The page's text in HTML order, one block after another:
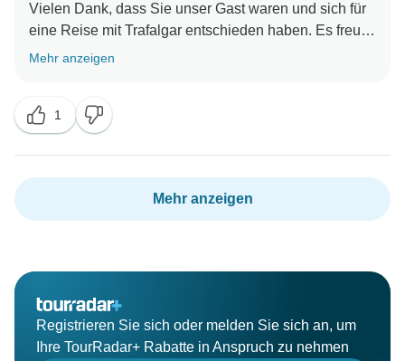
Vielen Dank, dass Sie unser Gast waren und sich für
eine Reise mit Trafalgar entschieden haben. Es freut
uns zu wissen, dass unser Travel Director Ihre
zur Kenntnis genommen und an unser Operations
Team weitergeleitet, damit dieses sie überprüfen und
Mehr anzeigen
1
Mehr anzeigen
Registrieren Sie sich oder melden Sie sich an, um
Ihre TourRadar+ Rabatte in Anspruch zu nehmen